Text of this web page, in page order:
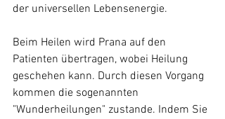
der universellen Lebensenergie.
Beim Heilen wird Prana auf den
Patienten übertragen, wobei Heilung
geschehen kann. Durch diesen Vorgang
kommen die sogenannten
"Wunderheilungen" zustande. Indem Sie